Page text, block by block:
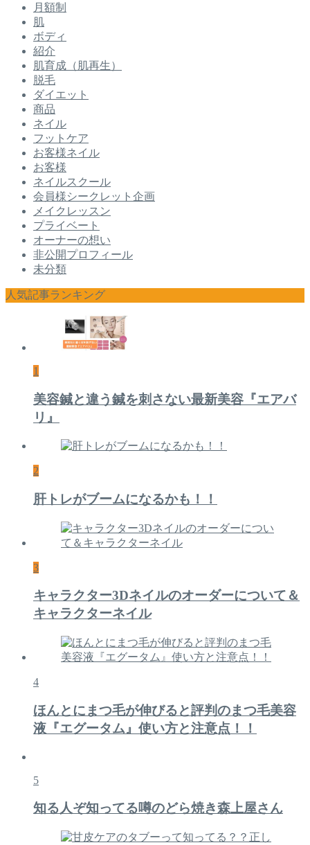
月額制
肌
ボディ
紹介
肌育成（肌再生）
脱毛
ダイエット
商品
ネイル
フットケア
お客様ネイル
お客様
ネイルスクール
会員様シークレット企画
メイクレッスン
プライベート
オーナーの想い
非公開プロフィール
未分類
人気記事ランキング
1
美容鍼と違う鍼を刺さない最新美容『エアバ
リ』
2
肝トレがブームになるかも！！
3
キャラクター3Dネイルのオーダーについて＆
キャラクターネイル
4
ほんとにまつ毛が伸びると評判のまつ毛美容
液『エグータム』使い方と注意点！！
5
知る人ぞ知ってる噂のどら焼き森上屋さん